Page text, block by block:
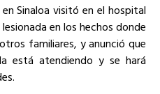
Sinaloa visitó en el hospital
en los hechos donde
familiares, y anunció que
está atendiendo y se hará